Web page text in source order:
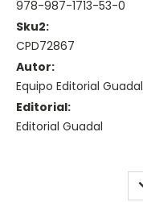
978-987-1713-53-0
Sku2:
CPD72867
Autor:
Equipo Editorial Guadal
Editorial:
Editorial Guadal